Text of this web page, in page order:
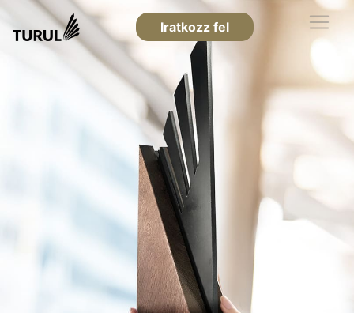
Iratkozz fel